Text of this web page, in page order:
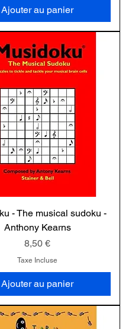
Ajouter au panier
- The musical sudoku -
Anthony Kearns
Prix
8,50 €
Taxe Incluse
Ajouter au panier